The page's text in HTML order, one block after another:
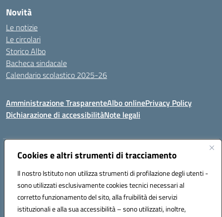
Cookies e altri strumenti di tracciamento
Il nostro Istituto non utilizza strumenti di profilazione degli utenti -
sono utilizzati esclusivamente cookies tecnici necessari al
corretto funzionamento del sito, alla fruibilità dei servizi
istituzionali e alla sua accessibilità – sono utilizzati, inoltre,
Novità
Le notizie
Le circolari
Storico Albo
Bacheca sindacale
Calendario scolastico 2025-26
Amministrazione TrasparenteAlbo onlinePrivacy Policy
Dichiarazione di accessibilitàNote legali
Indirizzo:VIA A. DE GASPERI, 41 RUDIANO 25030 RUDIANO
Posta elettronica certificata (PEC):bsic86100r@pec.istruzione.it
Codice fiscale: 82002390175
Codice meccanografico:BSIC86100R